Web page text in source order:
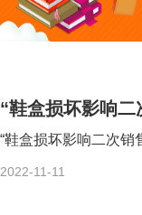
“鞋盒损坏影响
“鞋盒损坏影响二次销
2022-11-11